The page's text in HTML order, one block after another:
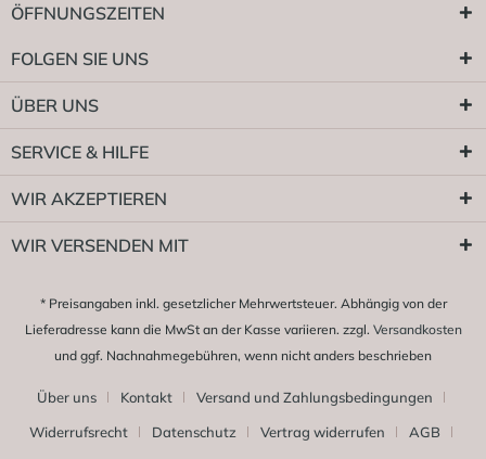
ÖFFNUNGSZEITEN
FOLGEN SIE UNS
ÜBER UNS
SERVICE & HILFE
WIR AKZEPTIEREN
WIR VERSENDEN MIT
* Preisangaben inkl. gesetzlicher Mehrwertsteuer. Abhängig von der
Lieferadresse kann die MwSt an der Kasse variieren. zzgl. Versandkosten
und ggf. Nachnahmegebühren, wenn nicht anders beschrieben
Über uns Kontakt
Versand und Zahlungsbedingungen
Widerrufsrecht
Datenschutz Vertrag widerrufen
AGB